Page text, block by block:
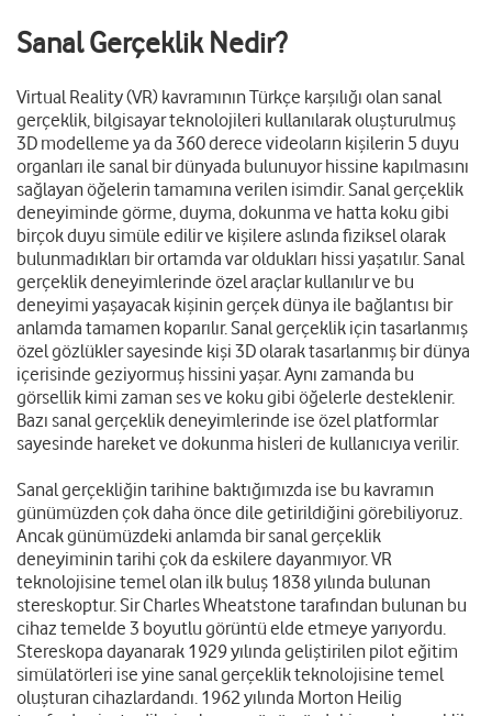
Sanal Gerçeklik Nedir?
Virtual Reality (VR) kavramının Türkçe karşılığı olan sanal
gerçeklik, bilgisayar teknolojileri kullanılarak oluşturulmuş
3D modelleme ya da 360 derece videoların kişilerin 5 duyu
organları ile sanal bir dünyada bulunuyor hissine kapılmasını
sağlayan öğelerin tamamına verilen isimdir. Sanal gerçeklik
deneyiminde görme, duyma, dokunma ve hatta koku gibi
birçok duyu simüle edilir ve kişilere aslında fiziksel olarak
bulunmadıkları bir ortamda var oldukları hissi yaşatılır. Sanal
gerçeklik deneyimlerinde özel araçlar kullanılır ve bu
deneyimi yaşayacak kişinin gerçek dünya ile bağlantısı bir
anlamda tamamen koparılır. Sanal gerçeklik için tasarlanmış
özel gözlükler sayesinde kişi 3D olarak tasarlanmış bir dünya
içerisinde geziyormuş hissini yaşar. Aynı zamanda bu
görsellik kimi zaman ses ve koku gibi öğelerle desteklenir.
Bazı sanal gerçeklik deneyimlerinde ise özel platformlar
sayesinde hareket ve dokunma hisleri de kullanıcıya verilir.
Sanal gerçekliğin tarihine baktığımızda ise bu kavramın
günümüzden çok daha önce dile getirildiğini görebiliyoruz.
Ancak günümüzdeki anlamda bir sanal gerçeklik
deneyiminin tarihi çok da eskilere dayanmıyor. VR
teknolojisine temel olan ilk buluş 1838 yılında bulunan
stereskoptur. Sir Charles Wheatstone tarafından bulunan bu
cihaz temelde 3 boyutlu görüntü elde etmeye yarıyordu.
Stereskopa dayanarak 1929 yılında geliştirilen pilot eğitim
simülatörleri ise yine sanal gerçeklik teknolojisine temel
oluşturan cihazlardandı. 1962 yılında Morton Heilig